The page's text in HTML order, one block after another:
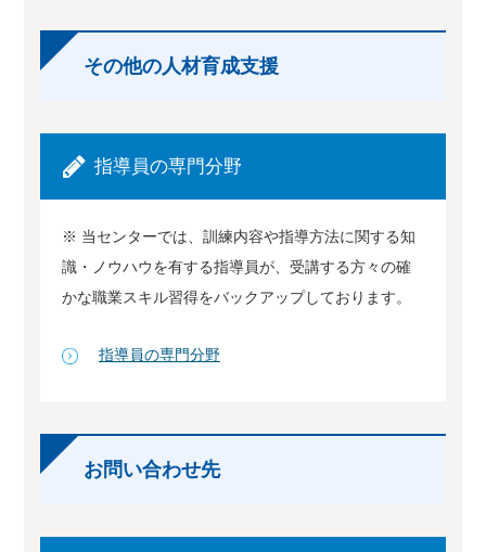
その他の人材育成支援
指導員の専門分野
※ 当センターでは、訓練内容や指導方法に関する知
識・ノウハウを有する指導員が、受講する方々の確
かな職業スキル習得をバックアップしております。
指導員の専門分野
お問い合わせ先